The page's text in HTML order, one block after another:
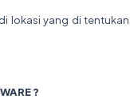
di lokasi yang di tentukan
?